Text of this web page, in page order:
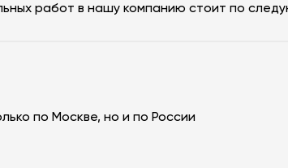
работ в нашу компанию стоит по
по Москве, но и по России